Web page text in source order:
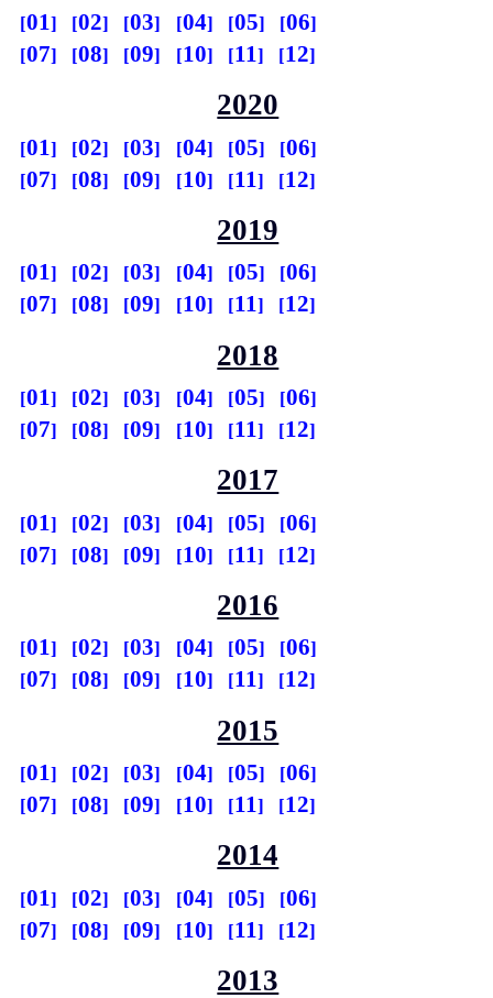
01 02 03 04 05
06
07
08 09 10 11 12
2020
01 02 03 04 05
06
07
08 09 10 11 12
2019
01 02 03 04 05
06
07
08 09 10 11 12
2018
01 02 03 04 05
06
07
08 09 10 11 12
2017
01 02 03 04 05
06
07
08 09 10 11 12
2016
01 02 03 04 05
06
07
08 09 10 11 12
2015
01 02 03 04 05
06
07
08 09 10 11 12
2014
01 02 03 04 05
06
07
08 09 10 11 12
2013